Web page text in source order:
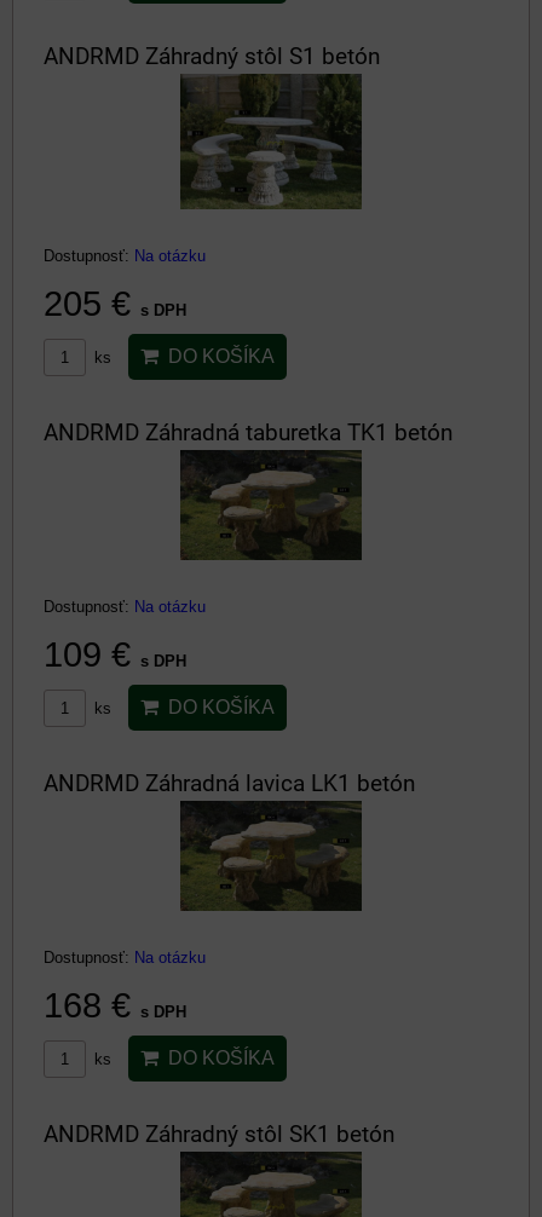
ANDRMD Záhradný stôl S1 betón
Dostupnosť: Na otázku
205 € s DPH
ks DO KOŠÍKA
ANDRMD Záhradná taburetka TK1 betón
Dostupnosť: Na otázku
109 € s DPH
ks DO KOŠÍKA
ANDRMD Záhradná lavica LK1 betón
Dostupnosť: Na otázku
168 € s DPH
ks DO KOŠÍKA
ANDRMD Záhradný stôl SK1 betón